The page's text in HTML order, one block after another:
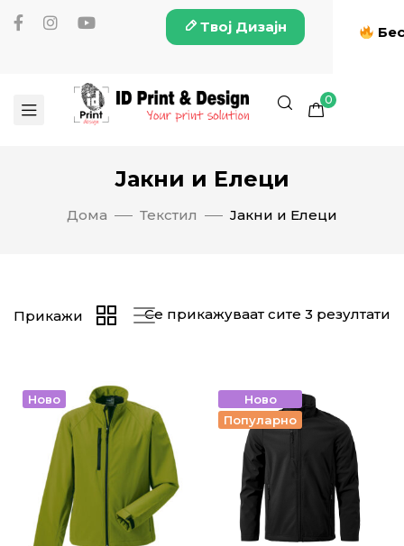
Твој Дизајн
0
Јакни и Елеци
Дома Текстил Јакни и Елеци
Се прикажуваат сите 3 резултати
Прикажи
Ново
Ново
Популарно